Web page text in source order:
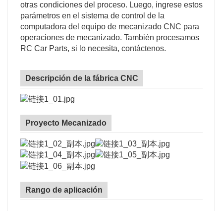
otras condiciones del proceso. Luego, ingrese estos
parámetros en el sistema de control de la
computadora del equipo de mecanizado CNC para
operaciones de mecanizado. También procesamos
RC Car Parts, si lo necesita, contáctenos.
Descripción de la fábrica CNC
Proyecto Mecanizado
Rango de aplicación